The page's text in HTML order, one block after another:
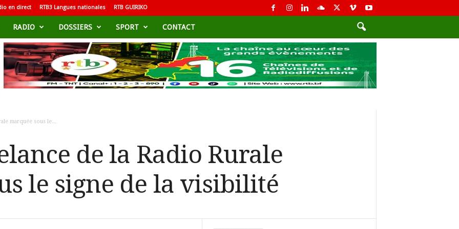
en direct RTB3 Langues nationales RTB GUIRIKO
RADIO DOSSIERS SPORT CONTACT
marquée sous le...
de la Radio Rurale
le signe de la visibilité